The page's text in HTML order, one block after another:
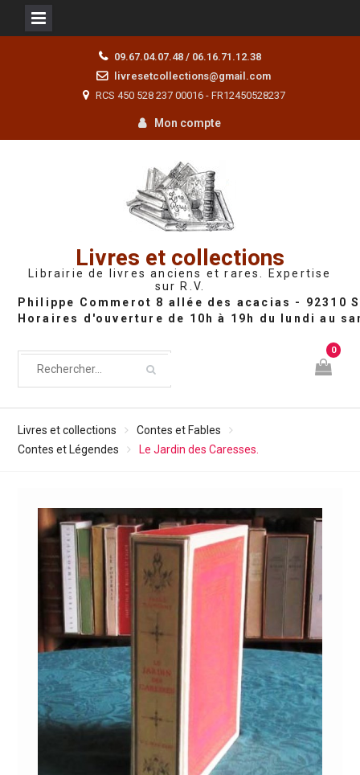
09.67.04.07.48 / 06.16.71.12.38
livresetcollections@gmail.com
RCS 450 528 237 00016 - FR12450528237
Mon compte
Livres et collections
Librairie de livres anciens et rares. Expertise
sur R.V.
0
Livres et collections
Contes et Fables
Contes et Légendes
Le Jardin des Caresses.